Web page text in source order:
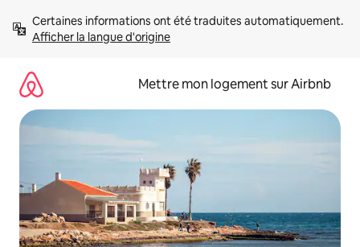
directement
Afficher la langue d'origine
Mettre mon logement sur Airbnb